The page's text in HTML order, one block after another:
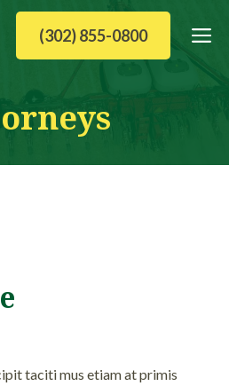
(302) 855-0800
taciti mus etiam at primis